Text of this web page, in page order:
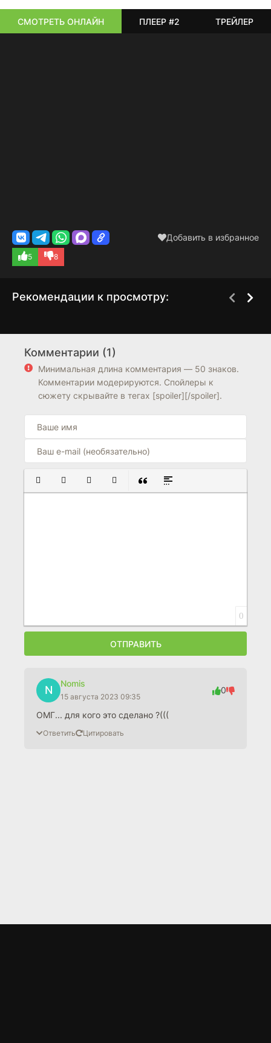
СМОТРЕТЬ ОНЛАЙН ПЛЕЕР #2 ТРЕЙЛЕР
Добавить в избранное
5 8
Рекомендации к просмотру:
7.7 8.1 6.9
Комментарии (1)
Минимальная длина комментария — 50 знаков.
Комментарии модерируются. Спойлеры к
сюжету скрывайте в тегах [spoiler][/spoiler].
ПОЛУЖИРНЫЙ
КУРСИВПОДЧЕРКНУТЫЙ
ЗАЧЕРКНУТЫЙ
ВСТАВКА ЦИТАТЫ
ВСТАВКА СПОЙЛЕРА
0
ОТПРАВИТЬ
N
Nomis
15 августа 2023 09:35
0
ОМГ... для кого это сделано ?(((
Ответить Цитировать